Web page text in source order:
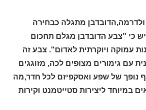
מתגלה כבחירה
כי "צבע הדובדבן מגלם תחכום
עמוקה ויוקרתית לאדום". צבע זה
עם גימורים מצופים לכה, מזוגגים
נופך של שפע ואסקפיזם לכל חדר,מה
במיוחד ליצירות סטייטמנט וקירות